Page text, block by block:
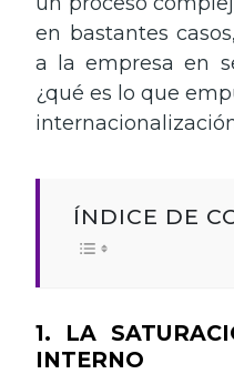
en bastantes
a la empresa en
¿qué es lo que
ÍNDICE DE
1. LA
INTERNO